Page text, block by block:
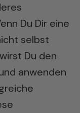
Du Dir eine
selbst
Du den
anwenden